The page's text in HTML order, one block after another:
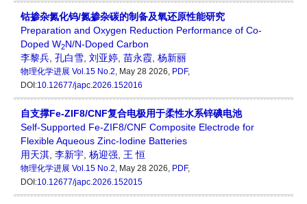
钴掺杂氮化钨/氮掺杂碳的制备及氧还原性能研究
Preparation and Oxygen Reduction Performance of Co-
Doped W2N/N-Doped Carbon
李黎兵 孔白雪 刘亚婷 苗永霞 杨新丽
物理化学进展 Vol.15 No.2, May 28 2026, PDF,
DOI:10.12677/japc.2026.152016
自支撑Fe-ZIF8/CNF复合电极用于柔性水系锌碘电池
Self-Supported Fe-ZIF8/CNF Composite Electrode for
Flexible Aqueous Zinc-Iodine Batteries
用天淇 李新宇 杨迎强 王 恒
物理化学进展 Vol.15 No.2, May 28 2026, PDF,
DOI:10.12677/japc.2026.152015